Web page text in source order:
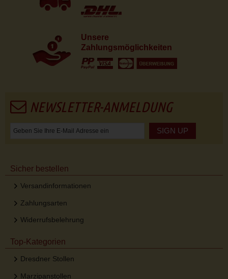
Unsere
Zahlungsmöglichkeiten
NEWSLETTER-ANMELDUNG
SIGN UP
Sicher bestellen
Versandinformationen
Zahlungsarten
Widerrufsbelehrung
Top-Kategorien
Dresdner Stollen
Marzipanstollen